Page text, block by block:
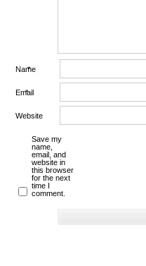
Name
*
Email
*
Website
Save my
name,
email, and
website in
this browser
for the next
time I
comment.